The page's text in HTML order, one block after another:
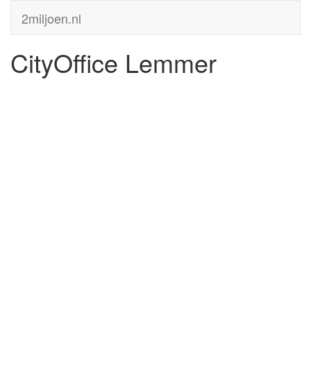
2miljoen.nl
CityOffice Lemmer